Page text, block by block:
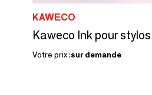
KAWECO
Kaweco Ink pour
Votre prix :sur demande